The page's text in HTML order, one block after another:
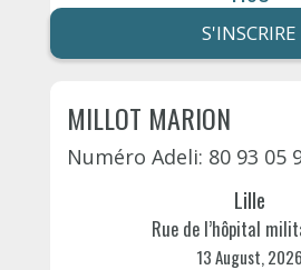
S'INSCRIRE
MILLOT MARION
Numéro Adeli: 80 93 05
Lille
Rue de l’hôpital
13 August, 2026